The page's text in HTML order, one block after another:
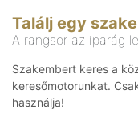
Találj egy
A rangsor az iparág
Szakembert keres a
keresőmotorunkat.
használja!